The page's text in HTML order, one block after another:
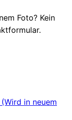
Foto? Kein
in neuem